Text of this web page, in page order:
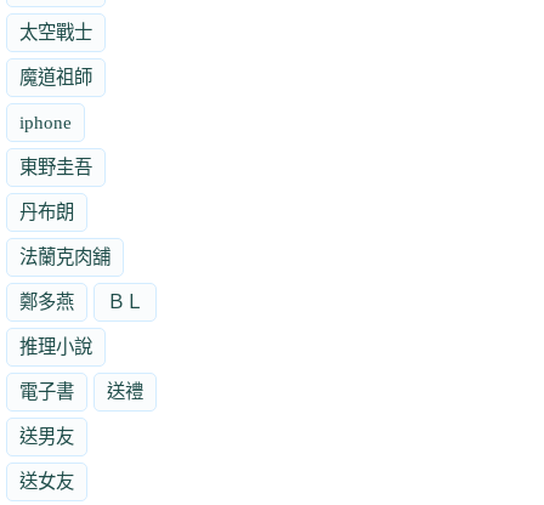
太空戰士
魔道祖師
iphone
東野圭吾
丹布朗
法蘭克肉舖
鄭多燕 ＢＬ
推理小說
電子書 送禮
送男友
送女友